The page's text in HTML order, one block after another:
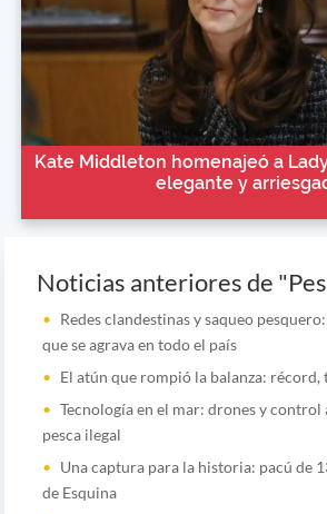
Kate Middleton homenajeó a
elegante y
Noticias anteriores de
Redes clandestinas y saqueo
que se agrava en todo el país
El atún que rompió la balanza:
Tecnología en el mar: drones y
pesca ilegal
Una captura para la historia: pacú de
de Esquina